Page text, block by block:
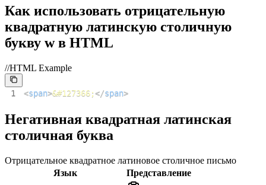
Как использовать отрицательную
квадратную латинскую столичную
букву w в HTML
//HTML Example
1 <span>&#127366;</span>
Негативная квадратная латинская
столичная буква
Отрицательное квадратное латиновое столичное письмо
Язык
Представление